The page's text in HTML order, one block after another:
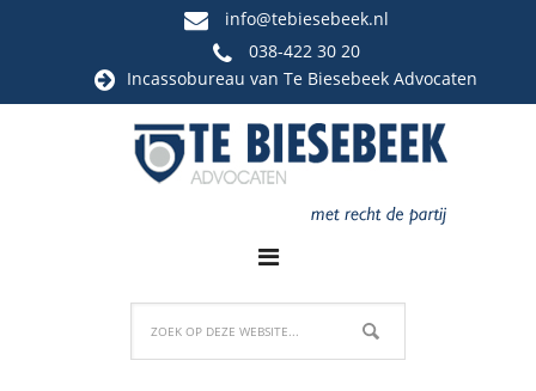
info@tebiesebeek.nl
038-422 30 20
Incassobureau van Te Biesebeek Advocaten